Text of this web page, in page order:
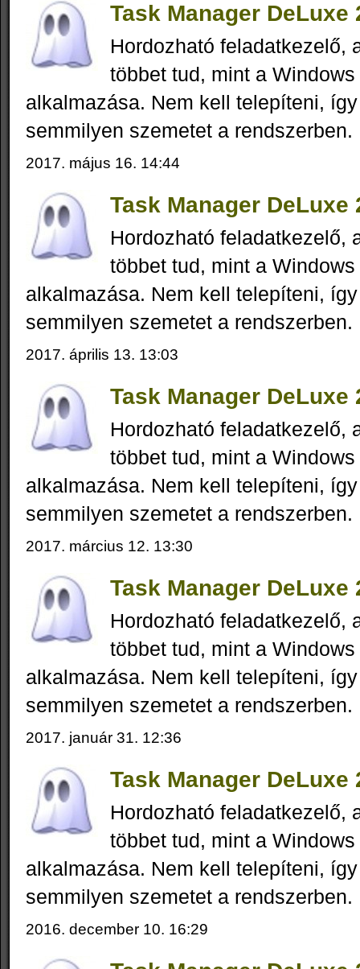
Task Manager DeLuxe
Hordozható feladatkezelő,
többet tud, mint a
alkalmazása. Nem kell telepíteni,
semmilyen szemetet a rendszerben.
2017. május 16. 14:44
Task Manager DeLuxe
Hordozható feladatkezelő,
többet tud, mint a
alkalmazása. Nem kell telepíteni,
semmilyen szemetet a rendszerben.
2017. április 13. 13:03
Task Manager DeLuxe
Hordozható feladatkezelő,
többet tud, mint a
alkalmazása. Nem kell telepíteni,
semmilyen szemetet a rendszerben.
2017. március 12. 13:30
Task Manager DeLuxe
Hordozható feladatkezelő,
többet tud, mint a
alkalmazása. Nem kell telepíteni,
semmilyen szemetet a rendszerben.
2017. január 31. 12:36
Task Manager DeLuxe
Hordozható feladatkezelő,
többet tud, mint a
alkalmazása. Nem kell telepíteni,
semmilyen szemetet a rendszerben.
2016. december 10. 16:29